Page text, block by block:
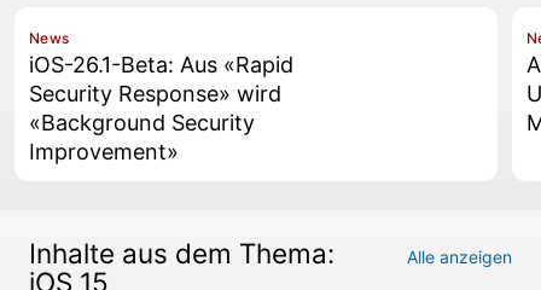
News
iOS-26.1-Beta: Aus «Rapid
Security Response» wird
«Background Security
Improvement»
Inhalte aus dem Thema:
iOS 15
Alle anzeigen